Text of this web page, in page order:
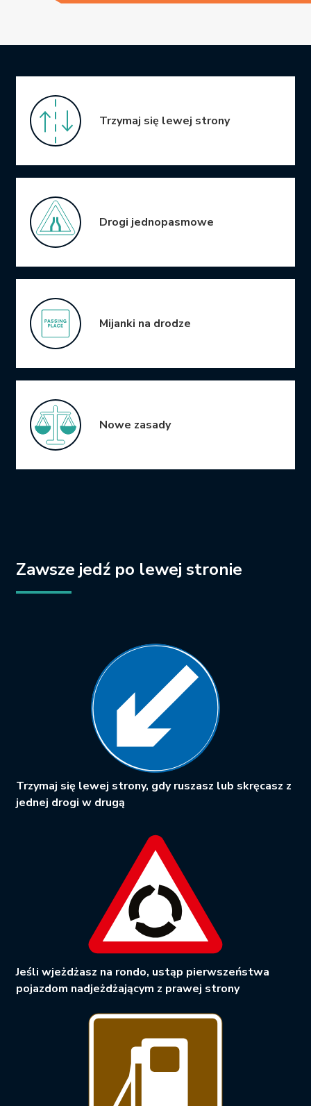
Icon Grid
Trzymaj się lewej strony
Drogi jednopasmowe
Mijanki na drodze
Nowe zasady
Zawsze jedź po lewej stronie
Trzymaj się lewej strony, gdy ruszasz lub skręcasz z
jednej drogi w drugą
Jeśli wjeżdżasz na rondo, ustąp pierwszeństwa
pojazdom nadjeżdżającym z prawej strony